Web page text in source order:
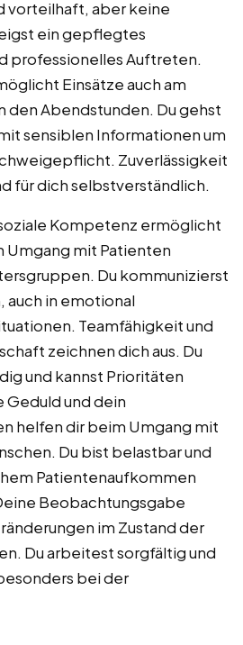
vorteilhaft, aber keine
ein gepflegtes
professionelles Auftreten.
Einsätze auch am
den Abendstunden. Du gehst
sensiblen Informationen um
Zuverlässigkeit
für dich selbstverständlich.
Kompetenz ermöglicht
Umgang mit Patienten
Du kommunizierst
auch in emotional
Teamfähigkeit und
zeichnen dich aus. Du
und kannst Prioritäten
und dein
helfen dir beim Umgang mit
Du bist belastbar und
Patientenaufkommen
Beobachtungsgabe
im Zustand der
Du arbeitest sorgfältig und
bei der